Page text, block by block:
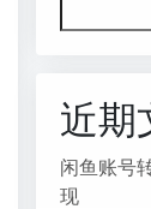
近期
闲鱼账号
现